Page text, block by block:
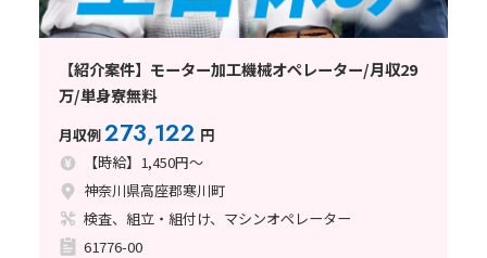
【紹介案件】モーター加工機械オペレーター/月収29
万/単身寮無料
月収例273,122 円
【時給】1,450円～
神奈川県高座郡寒川町
検査、組立・組付け、マシンオペレーター
61776-00